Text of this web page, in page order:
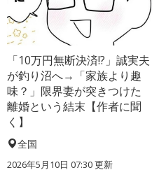
「10万円無断決済!?」誠実夫
が釣り沼へ→「家族より趣
味？」限界妻が突きつけた
離婚という結末【作者に聞
く】
全国
2026年5月10日 07:30 更新